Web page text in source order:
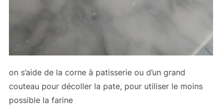
on s’aide de la corne à patisserie ou d’un grand
couteau pour décoller la pate, pour utiliser le moins
possible la farine